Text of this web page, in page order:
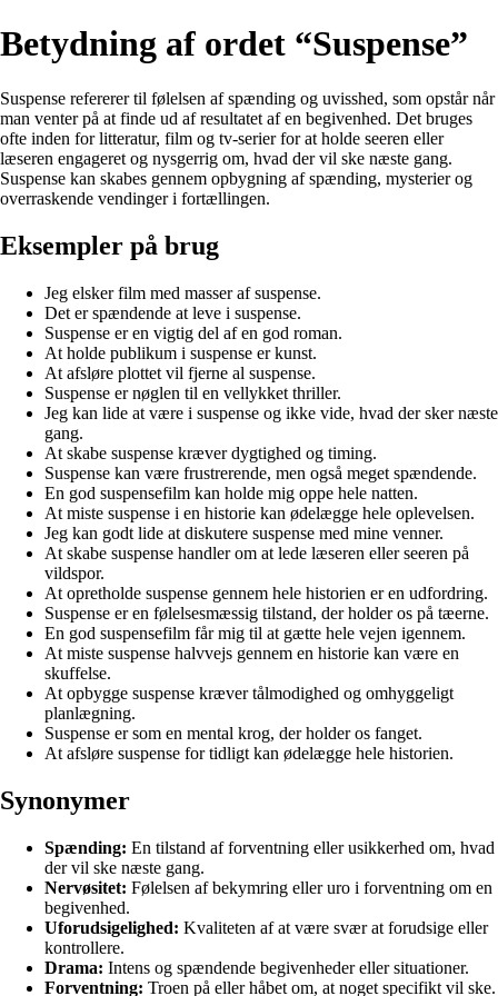
Betydning af ordet “Suspense”
Suspense refererer til følelsen af spænding og uvisshed, som opstår når
man venter på at finde ud af resultatet af en begivenhed. Det bruges
ofte inden for litteratur, film og tv-serier for at holde seeren eller
læseren engageret og nysgerrig om, hvad der vil ske næste gang.
Suspense kan skabes gennem opbygning af spænding, mysterier og
overraskende vendinger i fortællingen.
Eksempler på brug
Jeg elsker film med masser af suspense.
Det er spændende at leve i suspense.
Suspense er en vigtig del af en god roman.
At holde publikum i suspense er kunst.
At afsløre plottet vil fjerne al suspense.
Suspense er nøglen til en vellykket thriller.
Jeg kan lide at være i suspense og ikke vide, hvad der sker næste
gang.
At skabe suspense kræver dygtighed og timing.
Suspense kan være frustrerende, men også meget spændende.
En god suspensefilm kan holde mig oppe hele natten.
At miste suspense i en historie kan ødelægge hele oplevelsen.
Jeg kan godt lide at diskutere suspense med mine venner.
At skabe suspense handler om at lede læseren eller seeren på
vildspor.
At opretholde suspense gennem hele historien er en udfordring.
Suspense er en følelsesmæssig tilstand, der holder os på tæerne.
En god suspensefilm får mig til at gætte hele vejen igennem.
At miste suspense halvvejs gennem en historie kan være en
skuffelse.
At opbygge suspense kræver tålmodighed og omhyggeligt
planlægning.
Suspense er som en mental krog, der holder os fanget.
At afsløre suspense for tidligt kan ødelægge hele historien.
Synonymer
Spænding: En tilstand af forventning eller usikkerhed om, hvad
der vil ske næste gang.
Nervøsitet: Følelsen af ​​bekymring eller uro i forventning om en
begivenhed.
Uforudsigelighed: Kvaliteten af ​​at være svær at forudsige eller
kontrollere.
Drama: Intens og spændende begivenheder eller situationer.
Forventning: Troen på eller håbet om, at noget specifikt vil ske.